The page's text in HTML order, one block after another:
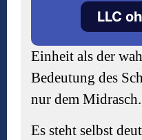
LLC
Einheit als der
Bedeutung des
nur dem Midrasch.
Es steht selbst